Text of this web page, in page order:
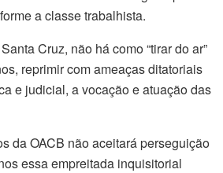
a classe trabalhista.
Cruz, não há como “tirar do ar”
reprimir com ameaças ditatoriais
e judicial, a vocação e atuação das
da OACB não aceitará perseguição
essa empreitada inquisitorial